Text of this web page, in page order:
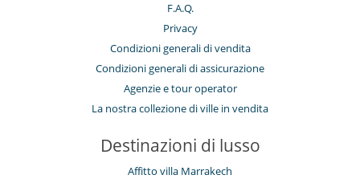
F.A.Q.
Privacy
Condizioni generali di vendita
Condizioni generali di assicurazione
Agenzie e tour operator
La nostra collezione di ville in vendita
Destinazioni di lusso
Affitto villa Marrakech